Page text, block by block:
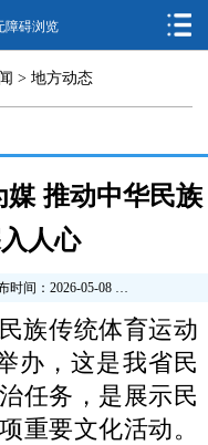
障碍浏览
> 地方动态
推动中华民族
人心
发布时间：2026-05-08 15:29:50
传统体育运动
办，这是我省民
任务，是展示民
重要文化活动。